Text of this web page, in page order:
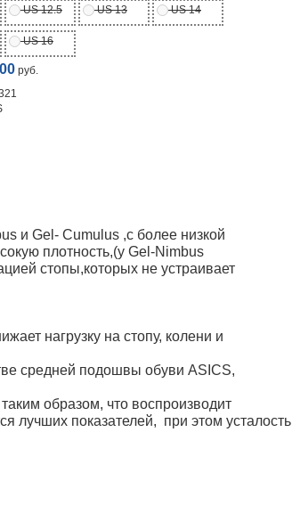
US 12.5 US 13 US 14
US 16
руб.
и Gel- Cumulus ,с более низкой
плотность,(у Gel-Nimbus
стопы,которых не устраивает
нагрузку на стопу, колени и
средней подошвы обуви ASICS,
образом, что воспроизводит
лучших показателей, при этом усталость